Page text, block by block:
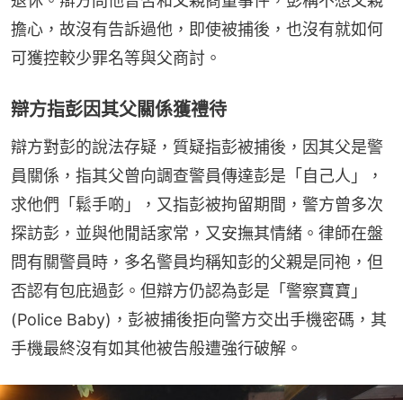
擔心，故沒有告訴過他，即使被捕後，也沒有就如何
可獲控較少罪名等與父商討。
辯方指彭因其父關係獲禮待
辯方對彭的說法存疑，質疑指彭被捕後，因其父是警
員關係，指其父曾向調查警員傳達彭是「自己人」，
求他們「鬆手啲」，又指彭被拘留期間，警方曾多次
探訪彭，並與他閒話家常，又安撫其情緒。律師在盤
問有關警員時，多名警員均稱知彭的父親是同袍，但
否認有包庇過彭。但辯方仍認為彭是「警察寶寶」
(Police Baby)，彭被捕後拒向警方交出手機密碼，其
手機最終沒有如其他被告般遭強行破解。